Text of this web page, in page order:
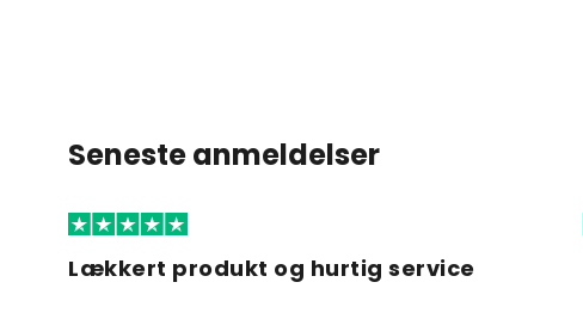
Seneste anmeldelser
Lækkert produkt og hurtig service